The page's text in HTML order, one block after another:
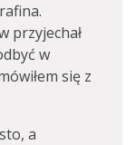
przyjechał
w
się z
a